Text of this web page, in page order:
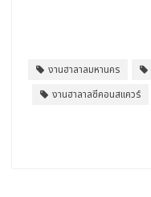
งานฮาลาลมหานคร
งานฮาลาลซีคอนสแควร์